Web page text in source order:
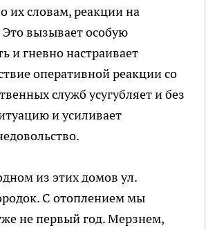
их словам, реакции на
вызывает особую
и гневно настраивает
оперативной реакции со
служб усугубляет и без
и усиливает
из этих домов ул.
С отоплением мы
не первый год. Мерзнем,